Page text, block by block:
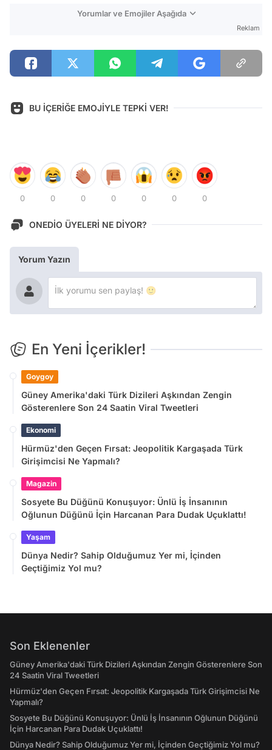
Yorumlar ve Emojiler Aşağıda
Reklam
BU İÇERİĞE EMOJİYLE TEPKİ VER!
0 0 0 0 0 0 0
ONEDİO ÜYELERİ NE DİYOR?
Yorum Yazın
En Yeni İçerikler!
Goygoy
Güney Amerika'daki Türk Dizileri Aşkından Zengin
Gösterenlere Son 24 Saatin Viral Tweetleri
Ekonomi
Hürmüz'den Geçen Fırsat: Jeopolitik Kargaşada Türk
Girişimcisi Ne Yapmalı?
Magazin
Sosyete Bu Düğünü Konuşuyor: Ünlü İş İnsanının
Oğlunun Düğünü İçin Harcanan Para Dudak Uçuklattı!
Yaşam
Dünya Nedir? Sahip Olduğumuz Yer mi, İçinden
Geçtiğimiz Yol mu?
Son Eklenenler
Güney Amerika'daki Türk Dizileri Aşkından Zengin Gösterenlere Son
24 Saatin Viral Tweetleri
Hürmüz'den Geçen Fırsat: Jeopolitik Kargaşada Türk Girişimcisi Ne
Yapmalı?
Sosyete Bu Düğünü Konuşuyor: Ünlü İş İnsanının Oğlunun Düğünü
İçin Harcanan Para Dudak Uçuklattı!
Dünya Nedir? Sahip Olduğumuz Yer mi, İçinden Geçtiğimiz Yol mu?